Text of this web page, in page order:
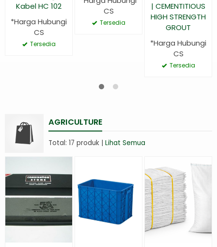
Kabel HC 102
*Harga Hubungi
CS
Tersedia
CS
Tersedia
| CEMENTITIOUS
HIGH STRENGTH
GROUT
*Harga Hubungi
CS
Tersedia
AGRICULTURE
Total: 17 produk | Lihat Semua